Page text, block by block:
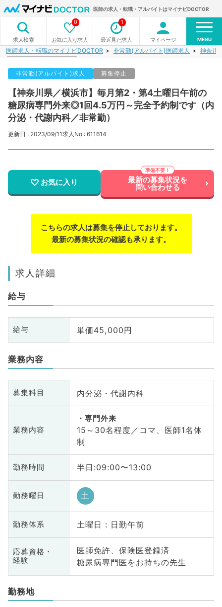
医師の求人・転職・アルバイトはマイナビDOCTOR
求人検索 お気に入り求人
0
最近見た求人
1
マイページ MENU
医師求人・転職のマイナビDOCTOR 非常勤(アルバイト)医師求人 神奈川
非常勤(アルバイト)求人 募集停止
【神奈川県／横浜市】毎月第2・第4土曜日午前の
糖尿病専門外来◎1回4.5万円～完全予約制です（内
分泌・代謝内科／非常勤）
更新日 : 2023/09/11求人No : 611614
お気に入り 最新の募集状況を
問い合わせる
こちらの求人は募集を停止しております。
最新の募集状況の確認も承ります。
求人詳細
給与
給与 単価45,000円
業務内容
募集科目 内分泌・代謝内科
業務内容
専門外来
15～30名程度／コマ、医師1名体
制
勤務時間 半日:09:00〜13:00
勤務曜日 土
勤務体系 土曜日 : 日勤午前
応募資格・
経験
医師免許、保険医登録済
糖尿病専門医をお持ちの先生
勤務地